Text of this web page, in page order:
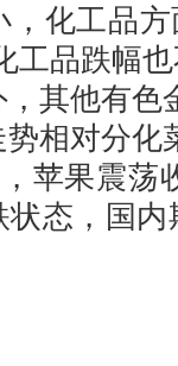
，化工品
工品跌幅
其他有色
相对分化
苹果震
状态，国